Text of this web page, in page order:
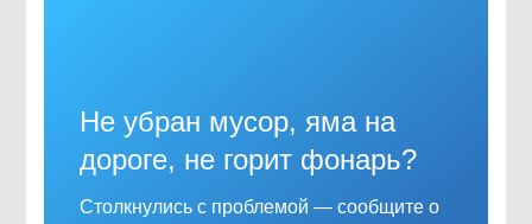
Не убран мусор, яма на
дороге, не горит фонарь?
Столкнулись с проблемой — сообщите о